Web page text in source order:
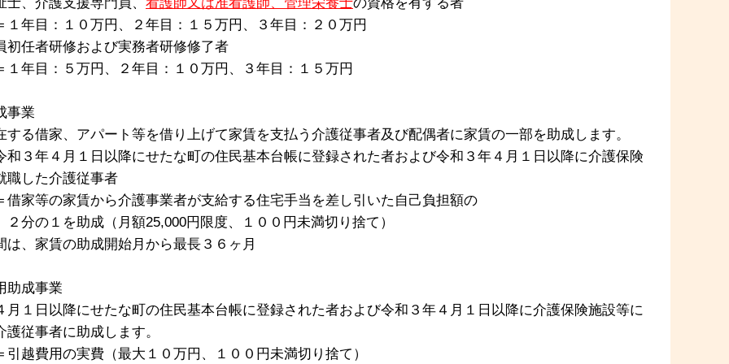
年目：１０万円、２年目：１５万円、３年目：２０万円
初任者研修および実務者研修修了者
年目：５万円、２年目：１０万円、３年目：１５万円
事業
する借家、アパート等を借り上げて家賃を支払う介護従事者及び配偶者に家賃の一部を助成します。
和３年４月１日以降にせたな町の住民基本台帳に登録された者および令和３年４月１日以降に介護保険
職した介護従事者
家等の家賃から介護事業者が支給する住宅手当を差し引いた自己負担額の
助成（月額25,000円限度、１００円未満切り捨て）
、家賃の助成開始月から最長３６ヶ月
助成事業
月１日以降にせたな町の住民基本台帳に登録された者および令和３年４月１日以降に介護保険施設等に
護従事者に助成します。
越費用の実費（最大１０万円、１００円未満切り捨て）